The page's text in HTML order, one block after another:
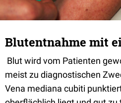
Blutentnahme mit
Blut wird vom Patienten
meist zu diagnostischen
Vena mediana cubiti